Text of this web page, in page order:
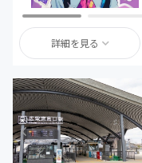
詳細を見る